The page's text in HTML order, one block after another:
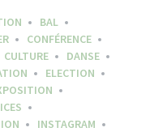
BAL
CONFÉRENCE
CULTURE
DANSE
ELECTION
INSTAGRAM